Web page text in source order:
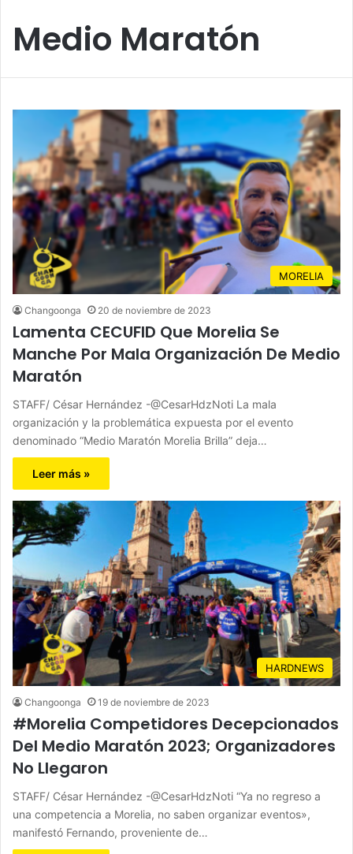
Medio Maratón
MORELIA
Changoonga 20 de noviembre de 2023
Lamenta CECUFID Que Morelia Se
Manche Por Mala Organización De Medio
Maratón
STAFF/ César Hernández -@CesarHdzNoti La mala
organización y la problemática expuesta por el evento
denominado “Medio Maratón Morelia Brilla” deja…
Leer más »
HARDNEWS
Changoonga 19 de noviembre de 2023
#Morelia Competidores Decepcionados
Del Medio Maratón 2023; Organizadores
No Llegaron
STAFF/ César Hernández -@CesarHdzNoti “Ya no regreso a
una competencia a Morelia, no saben organizar eventos»,
manifestó Fernando, proveniente de…